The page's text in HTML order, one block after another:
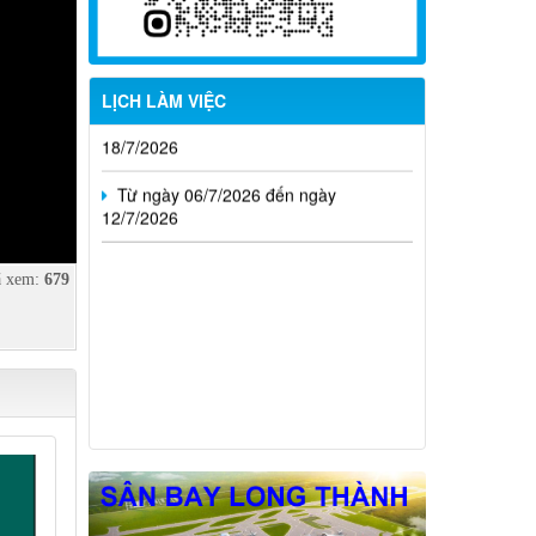
xem: 679
LỊCH LÀM VIỆC
Từ ngày 20/7/2026 đến ngày
Từ ngày 13/7/2026 đến ngày
18/7/2026
Từ ngày 06/7/2026 đến ngày
12/7/2026